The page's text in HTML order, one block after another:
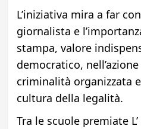
L’iniziativa mira a far
giornalista e
stampa, valore
democratico,
criminalità organizzata
cultura della legalità.
Tra le scuole premiate